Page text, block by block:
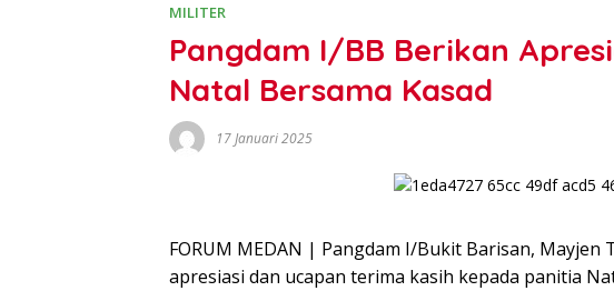
MILITER
Pangdam I/BB Berikan
Natal Bersama Kasad
17 Januari 2025
FORUM MEDAN | Pangdam I/Bukit Barisan, Mayjen
apresiasi dan ucapan terima kasih kepada panitia